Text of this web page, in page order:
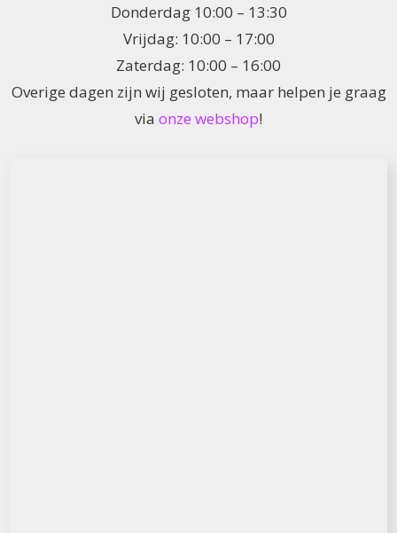
Donderdag 10:00 – 13:30
Vrijdag: 10:00 – 17:00
Zaterdag: 10:00 – 16:00
Overige dagen zijn wij gesloten, maar helpen je graag
via onze webshop!